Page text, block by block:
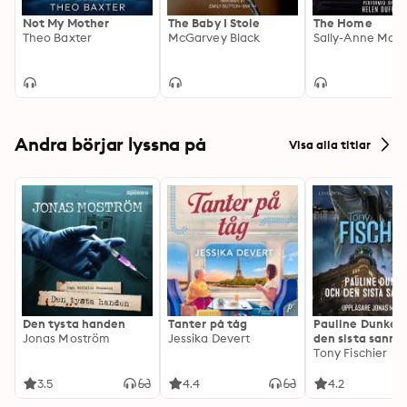
The Lake House—the gripping psychological thriller by
the bestselling author of The Stepfather.
Not My Mother
Theo Baxter
The Baby I Stole
McGarvey Black
The Home
Sally-Anne
Andra börjar lyssna på Visa alla titlar
Den tysta handen
Jonas Moström
3.5
Tanter på tåg
Jessika Devert
4.4
Pauline Dunker
den sista
Tony Fischier
4.2